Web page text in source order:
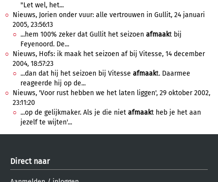
"Let wel, het...
Nieuws, Jorien onder vuur: alle vertrouwen in Gullit, 24 januari
2005, 23:56:13
...hem 100% zeker dat Gullit het seizoen afmaakt bij
Feyenoord. De...
Nieuws, Hofs: ik maak het seizoen af bij Vitesse, 14 december
2004, 18:57:23
...dan dat hij het seizoen bij Vitesse afmaakt. Daarmee
reageerde hij op de...
Nieuws, 'Voor rust hebben we het laten liggen', 29 oktober 2002,
23:11:20
...op de gelijkmaker. Als je die niet afmaakt heb je het aan
jezelf te wijten'...
Direct naar